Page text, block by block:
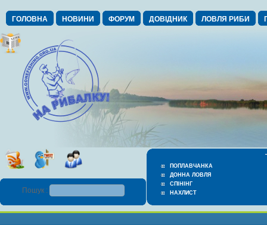
ГОЛОВНА НОВИНИ ФОРУМ ДОВІДНИК ЛОВЛЯ РИБИ
ПОПЛАВЧАНКА
ДОННА ЛОВЛЯ
СПІНІНГ
НАХЛИСТ
Пошук :